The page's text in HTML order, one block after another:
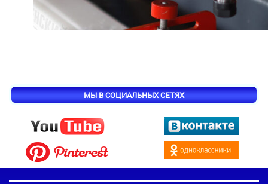
МЫ В СОЦИАЛЬНЫХ СЕТЯХ